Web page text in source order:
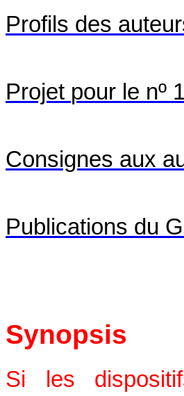
Profils des
Projet pour le nº
Consignes aux
Publications du
Synopsis
Si les